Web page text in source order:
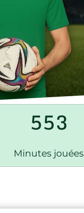
553
Minutes jouées